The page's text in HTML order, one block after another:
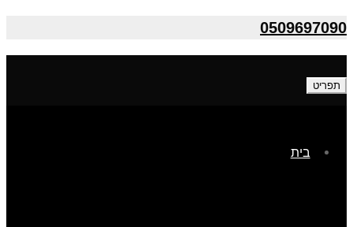
0509697090
תפריט
בית